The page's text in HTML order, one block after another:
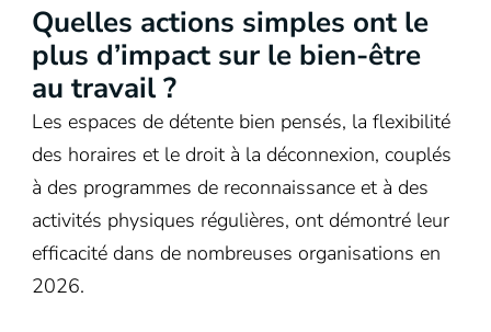
Quelles actions simples ont le
plus d’impact sur le bien-être
au travail ?
Les espaces de détente bien pensés, la flexibilité
des horaires et le droit à la déconnexion, couplés
à des programmes de reconnaissance et à des
activités physiques régulières, ont démontré leur
efficacité dans de nombreuses organisations en
2026.